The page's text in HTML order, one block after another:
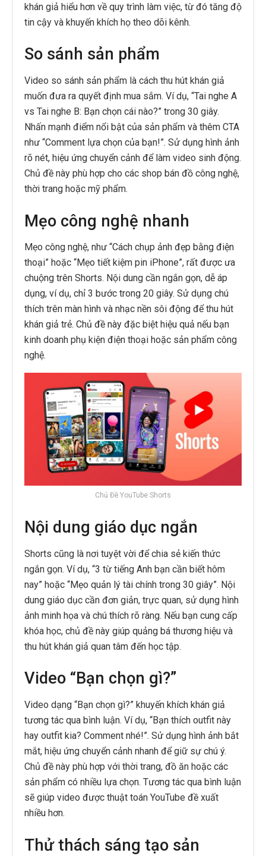
khán giả hiểu hơn về quy trình làm việc, từ đó tăng độ
tin cậy và khuyến khích họ theo dõi kênh.
So sánh sản phẩm
Video so sánh sản phẩm là cách thu hút khán giả
muốn đưa ra quyết định mua sắm. Ví dụ, “Tai nghe A
vs Tai nghe B: Bạn chọn cái nào?” trong 30 giây.
Nhấn mạnh điểm nổi bật của sản phẩm và thêm CTA
như “Comment lựa chọn của bạn!”. Sử dụng hình ảnh
rõ nét, hiệu ứng chuyển cảnh để làm video sinh động.
Chủ đề này phù hợp cho các shop bán đồ công nghệ,
thời trang hoặc mỹ phẩm.
Mẹo công nghệ nhanh
Mẹo công nghệ, như “Cách chụp ảnh đẹp bằng điện
thoại” hoặc “Mẹo tiết kiệm pin iPhone”, rất được ưa
chuộng trên Shorts. Nội dung cần ngắn gọn, dễ áp
dụng, ví dụ, chỉ 3 bước trong 20 giây. Sử dụng chú
thích trên màn hình và nhạc nền sôi động để thu hút
khán giả trẻ. Chủ đề này đặc biệt hiệu quả nếu bạn
kinh doanh phụ kiện điện thoại hoặc sản phẩm công
nghệ.
Chủ Đề YouTube Shorts
Nội dung giáo dục ngắn
Shorts cũng là nơi tuyệt vời để chia sẻ kiến thức
ngắn gọn. Ví dụ, “3 từ tiếng Anh bạn cần biết hôm
nay” hoặc “Mẹo quản lý tài chính trong 30 giây”. Nội
dung giáo dục cần đơn giản, trực quan, sử dụng hình
ảnh minh họa và chú thích rõ ràng. Nếu bạn cung cấp
khóa học, chủ đề này giúp quảng bá thương hiệu và
thu hút khán giả quan tâm đến học tập.
Video “Bạn chọn gì?”
Video dạng “Bạn chọn gì?” khuyến khích khán giả
tương tác qua bình luận. Ví dụ, “Bạn thích outfit này
hay outfit kia? Comment nhé!”. Sử dụng hình ảnh bắt
mắt, hiệu ứng chuyển cảnh nhanh để giữ sự chú ý.
Chủ đề này phù hợp với thời trang, đồ ăn hoặc các
sản phẩm có nhiều lựa chọn. Tương tác qua bình luận
sẽ giúp video được thuật toán YouTube đề xuất
nhiều hơn.
Thử thách sáng tạo sản